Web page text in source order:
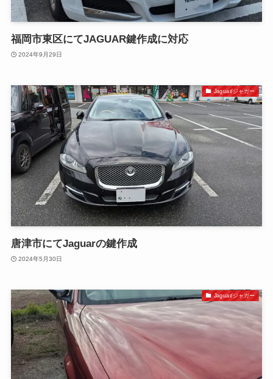
福岡市東区にてJAGUAR鍵作成に対応
2024年9月29日
Jaguar/ジャガー
唐津市にてJaguarの鍵作成
2024年5月30日
Jaguar/ジャガー